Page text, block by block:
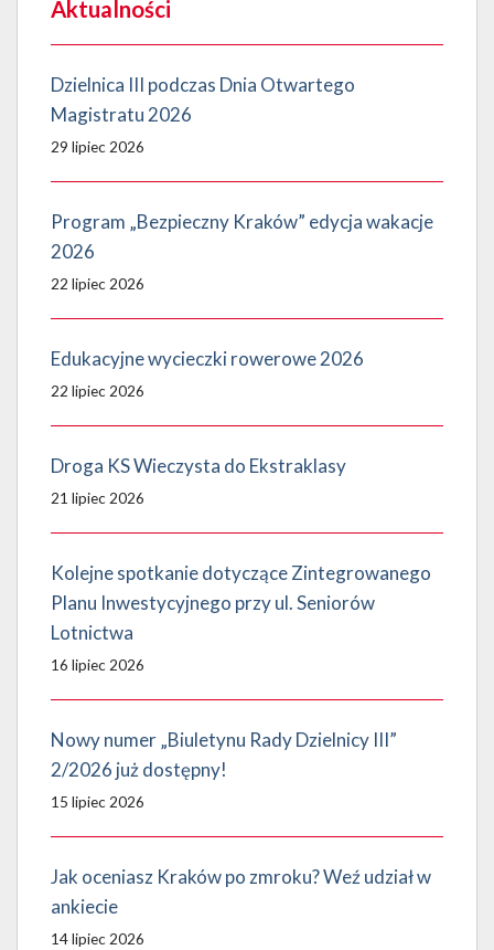
Aktualności
Dzielnica III podczas Dnia Otwartego
Magistratu 2026
29 lipiec 2026
Program „Bezpieczny Kraków” edycja wakacje
2026
22 lipiec 2026
Edukacyjne wycieczki rowerowe 2026
22 lipiec 2026
Droga KS Wieczysta do Ekstraklasy
21 lipiec 2026
Kolejne spotkanie dotyczące Zintegrowanego
Planu Inwestycyjnego przy ul. Seniorów
Lotnictwa
16 lipiec 2026
Nowy numer „Biuletynu Rady Dzielnicy III”
2/2026 już dostępny!
15 lipiec 2026
Jak oceniasz Kraków po zmroku? Weź udział w
ankiecie
14 lipiec 2026